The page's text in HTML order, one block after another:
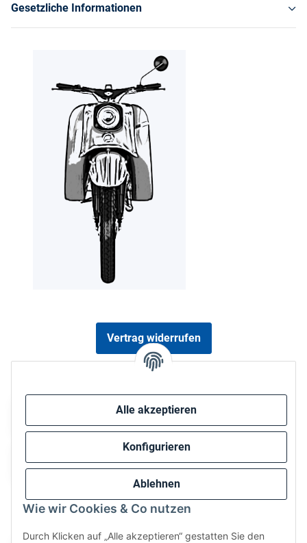
Alle akzeptieren
Konfigurieren
Ablehnen
Wie wir Cookies & Co nutzen
Durch Klicken auf „Alle akzeptieren“ gestatten Sie den
Gesetzliche Informationen
Vertrag widerrufen
Wir versenden via: